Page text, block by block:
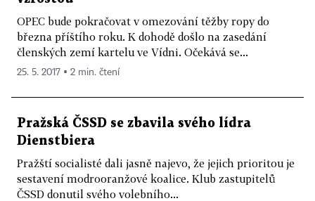
OPEC bude pokračovat v omezování těžby ropy do
března příštího roku. K dohodě došlo na zasedání
členských zemí kartelu ve Vídni. Očekává se...
25. 5. 2017 ▪ 2 min. čtení
Pražská ČSSD se zbavila svého lídra
Dienstbiera
Pražští socialisté dali jasně najevo, že jejich prioritou je
sestavení modrooranžové koalice. Klub zastupitelů
ČSSD donutil svého volebního...